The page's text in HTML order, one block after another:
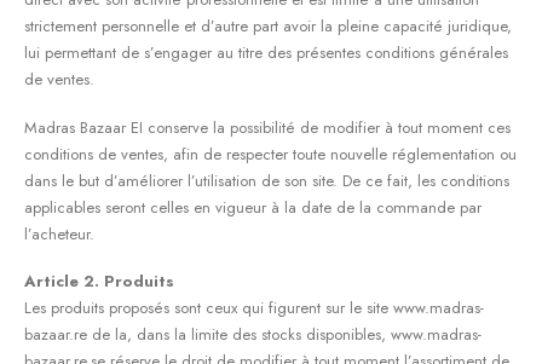
strictement personnelle et d’autre part avoir la pleine capacité juridique,
lui permettant de s’engager au titre des présentes conditions générales
de ventes.
Madras Bazaar EI conserve la possibilité de modifier à tout moment ces
conditions de ventes, afin de respecter toute nouvelle réglementation ou
dans le but d’améliorer l’utilisation de son site. De ce fait, les conditions
applicables seront celles en vigueur à la date de la commande par
l’acheteur.
Article 2. Produits
Les produits proposés sont ceux qui figurent sur le site www.madras-
bazaar.re de la, dans la limite des stocks disponibles, www.madras-